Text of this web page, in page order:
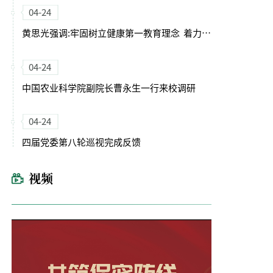
04-24
黄思光强调:牢固树立健康第一教育理念 着力培养德智体美劳全面发展的卓越农林人才
04-24
中国农业科学院副院长曹永生一行来校调研
04-24
四届党委第八轮巡视完成反馈
视频